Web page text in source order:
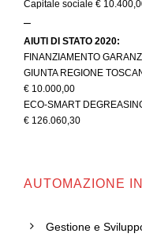
Capitale sociale €
–
AIUTI DI STATO 2020:
FINANZIAMENTO
GIUNTA REGIONE
€ 10.000,00
ECO-SMART
€ 126.060,30
AUTOMAZIONE
Gestione e